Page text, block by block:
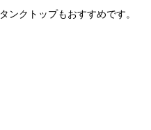
ンクトップもおすすめです。